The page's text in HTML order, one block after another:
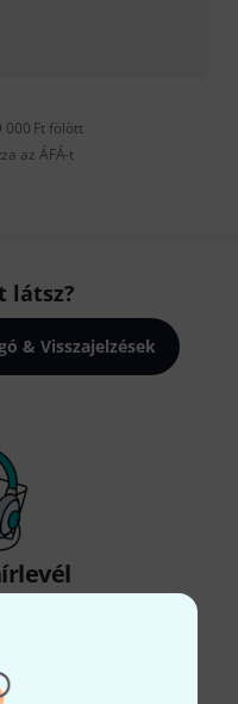
000 Ft fölött
az ÁFÁ-t
látsz?
& Visszajelzések
hírlevelére, és kis
Akciók